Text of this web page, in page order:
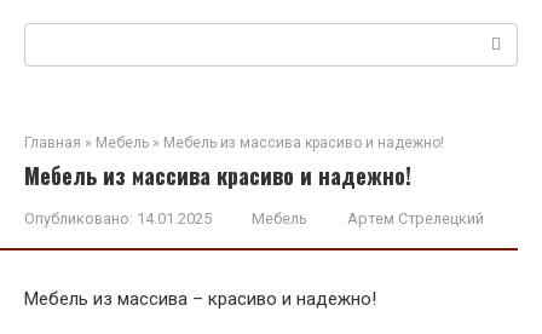
Главная » Мебель » Мебель из массива красиво и надежно!
Мебель из массива красиво и надежно!
Опубликовано: 14.01.2025 Мебель Артем Стрелецкий
Мебель из массива – красиво и надежно!